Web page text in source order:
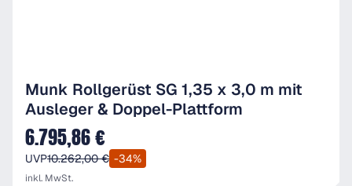
Munk Rollgerüst SG 1,35 x 3,0 m mit
Ausleger & Doppel-Plattform
Verkaufspreis:
6.795,86 €
UVP10.262,00 € -34%
inkl. MwSt.